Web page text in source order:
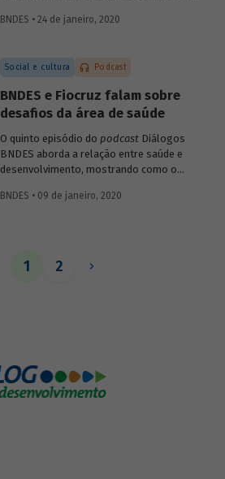
instituições contribuem para a
chamado complexo industrial e de
BNDES • 24 de janeiro, 2020
Social e cultura Podcast
BNDES e Fiocruz falam sobre
desafios da área de saúde
O quinto episódio do podcastDiálogos
BNDES aborda a relação entre saúde e
desenvolvimento, mostrando como o
a capacidade produtiva da população, mas
tecnologia.
BNDES • 09 de janeiro, 2020
1 2